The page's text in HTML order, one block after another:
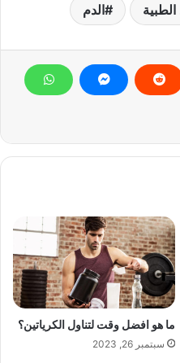
الطبية الدم
ما هو افضل وقت لتناول الكرياتين؟
سبتمبر 26, 2023